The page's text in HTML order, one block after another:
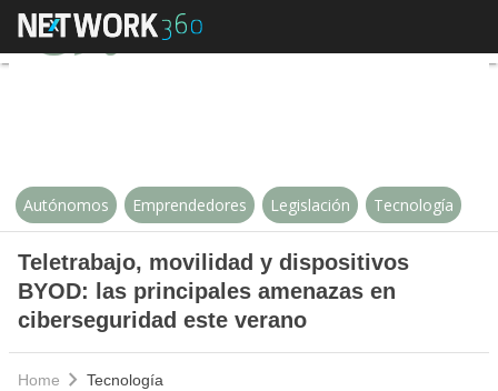
Teletrabajo, movilidad y
Autónomos Emprendedores Legislación Tecnología
Teletrabajo, movilidad y dispositivos
BYOD: las principales amenazas en
ciberseguridad este verano
Home Tecnología